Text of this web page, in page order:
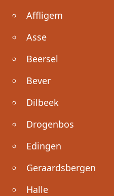
Affligem
Asse
Beersel
Bever
Dilbeek
Drogenbos
Edingen
Geraardsbergen
Halle